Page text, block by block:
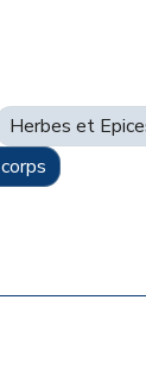
Herbes et